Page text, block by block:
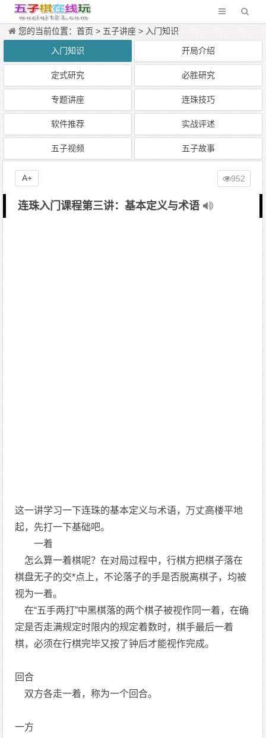
您的当前位置：首页 > 五子讲座 > 入门知识
入门知识 开局介绍
定式研究 必胜研究
专题讲座 连珠技巧
软件推荐 实战评述
五子视频 五子故事
连珠入门课程第三讲：基本定义与术语
这一讲学习一下连珠的基本定义与术语，万丈高楼平地
起，先打一下基础吧。
一着
怎么算一着棋呢？在对局过程中，行棋方把棋子落在
棋盘无子的交*点上，不论落子的手是否脱离棋子，均被
视为一着。
在“五手两打”中黑棋落的两个棋子被视作同一着，在确
定是否走满规定时限内的规定着数时，棋手最后一着
棋，必须在行棋完毕又按了钟后才能视作完成。
回合
双方各走一着，称为一个回合。
一方
952
A+